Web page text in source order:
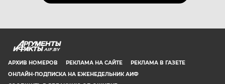
AIF.BY
АРХИВ НОМЕРОВ РЕКЛАМА НА САЙТЕ
РЕКЛАМА В ГАЗЕТЕ
ОНЛАЙН-ПОДПИСКА НА ЕЖЕНЕДЕЛЬНИК АИФ